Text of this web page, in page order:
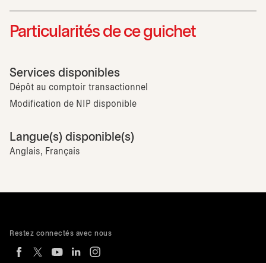
Particularités de ce guichet
Services disponibles
Dépôt au comptoir transactionnel
Modification de NIP disponible
Langue(s) disponible(s)
Anglais, Français
Restez connectés avec nous